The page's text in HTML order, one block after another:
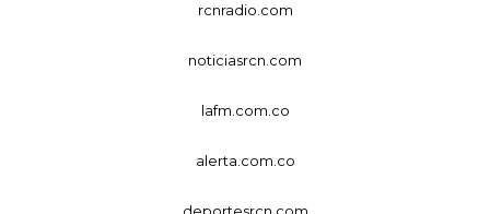
rcnradio.com
noticiasrcn.com
lafm.com.co
alerta.com.co